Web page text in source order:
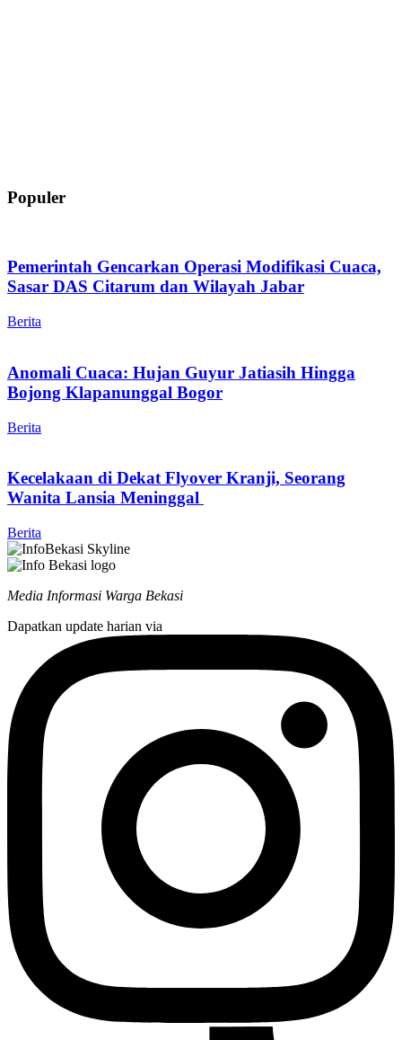
Populer
Pemerintah Gencarkan Operasi Modifikasi Cuaca,
Sasar DAS Citarum dan Wilayah Jabar
Berita
Anomali Cuaca: Hujan Guyur Jatiasih Hingga
Bojong Klapanunggal Bogor
Berita
Kecelakaan di Dekat Flyover Kranji, Seorang
Wanita Lansia Meninggal
Berita
Media Informasi Warga Bekasi
Dapatkan update harian via